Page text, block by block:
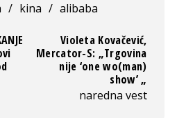
/ kina / alibaba
Violeta Kovačević,
Mercator-S: „Trgovina
nije ‘one wo(man)
show’ „
naredna vest